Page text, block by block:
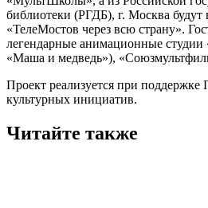
библиотеки (РГДБ), г. Москва будут
«ТелеМостов через всю страну».
легендарные анимационные
«Маша и медведь»),
Проект реализуется при поддержке
культурных инициатив.
Читайте также